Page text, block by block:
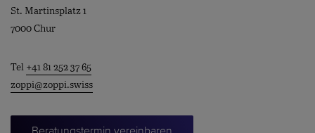
St. Martinsplatz 1
7000 Chur
Tel +41 81 252 37 65
zoppi@zoppi.swiss
Beratungstermin vereinbaren